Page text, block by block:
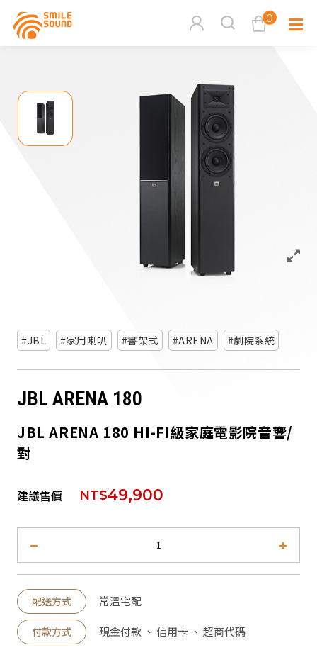
0
查看購物車
派對喇
劇院系
JBL 家用喇叭 書架式 ARENA 劇院系統
JBL ARENA 180
JBL ARENA 180 HI-FI級家庭電影院音響/
對
建議售價 NT$49,900
配送方式 常溫宅配
付款方式 現金付款 、 信用卡 、 超商代碼